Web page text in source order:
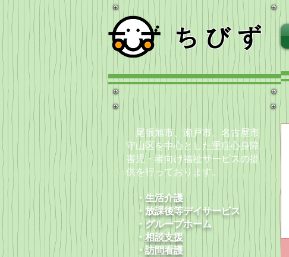
ちびず
尾張旭市、瀬戸市、名古屋市
守山区を中心とした重症心身障
害児・者向け福祉サービスの提
供を行っております。
・生活介護
・放課後等デイサービス
​ ・グループホーム
・ 相談支援
​ ・訪問看護